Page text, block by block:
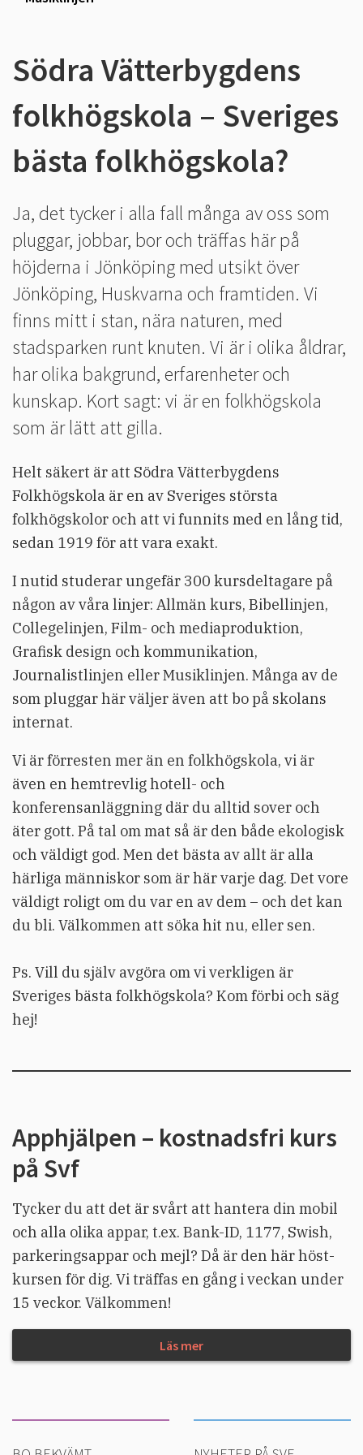
Södra Vätterbygdens
folkhögskola – Sveriges
bästa folkhögskola?
Ja, det tycker i alla fall många av oss som
pluggar, jobbar, bor och träffas här på
höjderna i Jönköping med utsikt över
Jönköping, Huskvarna och framtiden. Vi
finns mitt i stan, nära naturen, med
stadsparken runt knuten. Vi är i olika åldrar,
har olika bakgrund, erfarenheter och
kunskap. Kort sagt: vi är en folkhögskola
som är lätt att gilla.
Helt säkert är att Södra Vätterbygdens
Folkhögskola är en av Sveriges största
folkhögskolor och att vi funnits med en lång tid,
sedan 1919 för att vara exakt.
I nutid studerar ungefär 300 kursdeltagare på
någon av våra linjer: Allmän kurs, Bibellinjen,
Collegelinjen, Film- och mediaproduktion,
Grafisk design och kommunikation,
Journalistlinjen eller Musiklinjen. Många av de
som pluggar här väljer även att bo på skolans
internat.
Vi är förresten mer än en folkhögskola, vi är
även en hemtrevlig hotell- och
konferensanläggning där du alltid sover och
äter gott. På tal om mat så är den både ekologisk
och väldigt god. Men det bästa av allt är alla
härliga människor som är här varje dag. Det vore
väldigt roligt om du var en av dem – och det kan
du bli. Välkommen att söka hit nu, eller sen.
Ps. Vill du själv avgöra om vi verkligen är
Sveriges bästa folkhögskola? Kom förbi och säg
hej!
Apphjälpen – kostnadsfri kurs
på Svf
Tycker du att det är svårt att hantera din mobil
och alla olika appar, t.ex. Bank-ID, 1177, Swish,
parkeringsappar och mejl? Då är den här höst-
kursen för dig. Vi träffas en gång i veckan under
15 veckor. Välkommen!
Läs mer